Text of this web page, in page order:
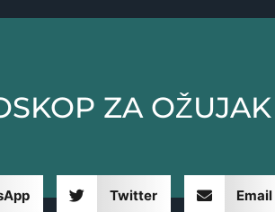
ZA
Twitter Email